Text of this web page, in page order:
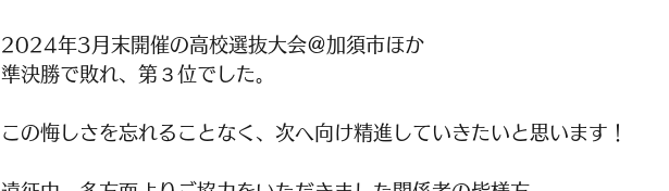
2024年3月末開催の高校選抜大会＠加須市ほか
準決勝で敗れ、第３位でした。
この悔しさを忘れることなく、次へ向け精進していきたいと思います！